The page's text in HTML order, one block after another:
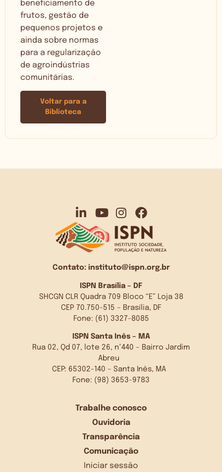
beneficiamento de
frutos, gestão de
pequenos projetos e
ainda sobre normas
para a regularização
de agroindústrias
comunitárias.
Voltar para a
Biblioteca
Contato: instituto@ispn.org.br
ISPN Brasília – DF
SHCGN CLR Quadra 709 Bloco “E” Loja 38
CEP 70.750-515 – Brasília, DF
Fone: (61) 3327-8085
ISPN Santa Inês – MA
Rua 02, Qd 07, lote 26, n°440 – Bairro Jardim
Abreu
CEP: 65302-140 – Santa Inês, MA
Fone: (98) 3653-9783
Trabalhe conosco
Ouvidoria
Transparência
Comunicação
Iniciar sessão